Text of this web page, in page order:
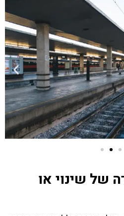
של שינוי או